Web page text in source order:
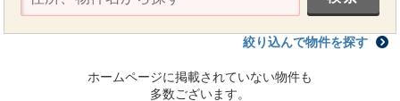
絞り込んで物件を探す
ホームページに掲載されていない物件も
多数ございます。